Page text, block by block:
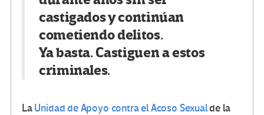
castigados y continúan
cometiendo delitos.
Ya basta. Castiguen a estos
criminales.
LaUnidad de Apoyo contra el Acoso Sexualde la